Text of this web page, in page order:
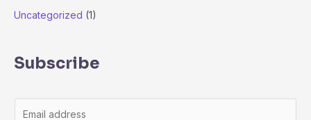
Uncategorized (1)
Subscribe